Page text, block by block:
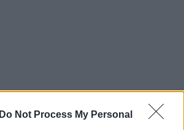
Do Not Process My Personal